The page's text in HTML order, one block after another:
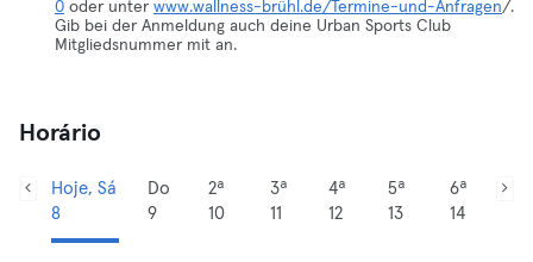
0 oder unter www.wallness-brühl.de/Termine-und-Anfragen/.
Gib bei der Anmeldung auch deine Urban Sports Club
Mitgliedsnummer mit an.
Horário
Hoje, Sá
8
Do
9
2ª
10
3ª
11
4ª
12
5ª
13
6ª
14